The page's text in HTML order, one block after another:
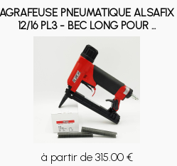
AGRAFEUSE PNEUMATIQUE ALSAFIX
12/16 PL3 - BEC LONG POUR ...
à partir de 315.00 €